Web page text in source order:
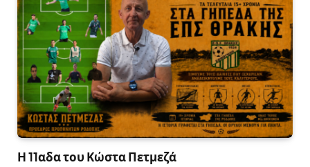
Η 11αδα του Κώστα Πετμεζά